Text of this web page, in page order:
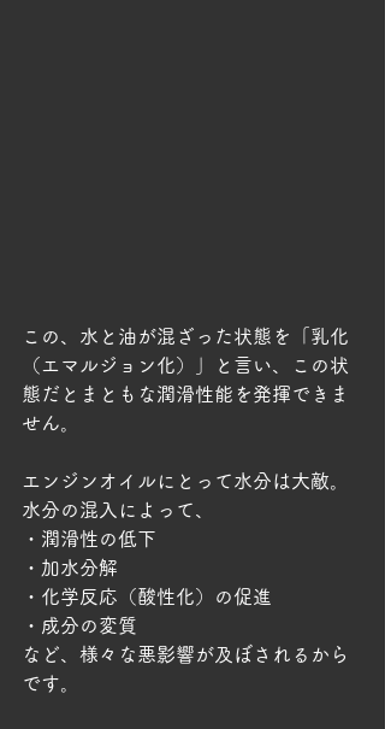
この、水と油が混ざった状態を「乳化
（エマルジョン化）」と言い、この状
態だとまともな潤滑性能を発揮できま
せん。
エンジンオイルにとって水分は大敵。
水分の混入によって、
・潤滑性の低下
・加水分解
・化学反応（酸性化）の促進
・成分の変質
など、様々な悪影響が及ぼされるから
です。